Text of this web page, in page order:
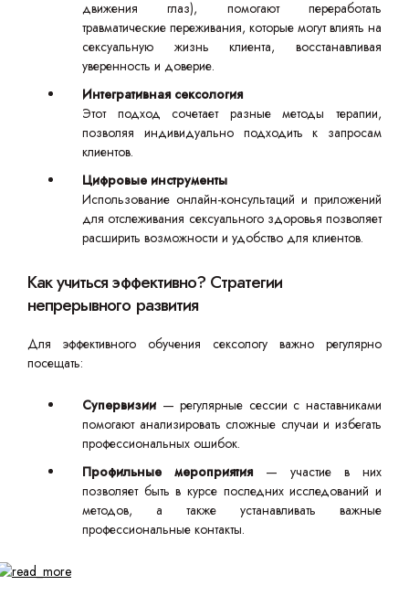
движения глаз), помогают переработать
травматические переживания, которые могут влиять на
сексуальную жизнь клиента, восстанавливая
уверенность и доверие.
Интегративная сексология
Этот подход сочетает разные методы терапии,
позволяя индивидуально подходить к запросам
клиентов.
Цифровые инструменты
Использование онлайн-консультаций и приложений
для отслеживания сексуального здоровья позволяет
расширить возможности и удобство для клиентов.
Как учиться эффективно? Стратегии
непрерывного развития
Для эффективного обучения сексологу важно регулярно
посещать:
Супервизии — регулярные сессии с наставниками
помогают анализировать сложные случаи и избегать
профессиональных ошибок.
Профильные мероприятия— участие в них
позволяет быть в курсе последних исследований и
методов, а также устанавливать важные
профессиональные контакты.